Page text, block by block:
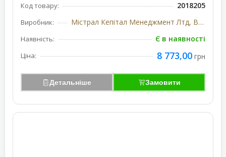
Код товару: 2018205
Виробник: Містрал Кепітал Менеджмент Лтд, Великобританія
Наявність: Є в наявності
Ціна: 8 773,00 грн
Детальніше Замовити